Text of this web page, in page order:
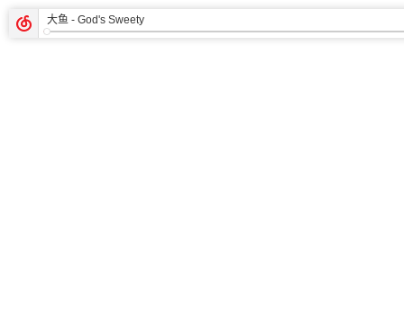
大鱼 - God's Sweety